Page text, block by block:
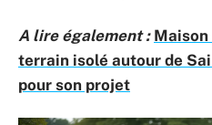
A lire également :
terrain isolé autour de
pour son projet